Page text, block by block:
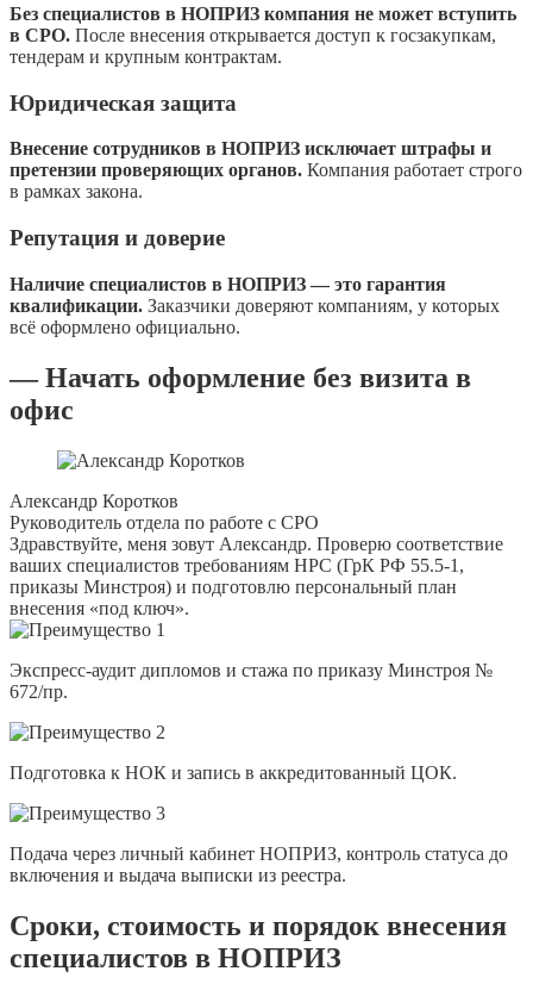
Без специалистов в НОПРИЗ компания не может вступить
в СРО. После внесения открывается доступ к госзакупкам,
тендерам и крупным контрактам.
Юридическая защита
Внесение сотрудников в НОПРИЗ исключает штрафы и
претензии проверяющих органов. Компания работает строго
в рамках закона.
Репутация и доверие
Наличие специалистов в НОПРИЗ — это гарантия
квалификации. Заказчики доверяют компаниям, у которых
всё оформлено официально.
— Начать оформление без визита в
офис
Александр Коротков
Руководитель отдела по работе с СРО
Здравствуйте, меня зовут Александр. Проверю соответствие
ваших специалистов требованиям НРС (ГрК РФ 55.5-1,
приказы Минстроя) и подготовлю персональный план
внесения «под ключ».
Экспресс-аудит дипломов и стажа по приказу Минстроя №
672/пр.
Подготовка к НОК и запись в аккредитованный ЦОК.
Подача через личный кабинет НОПРИЗ, контроль статуса до
включения и выдача выписки из реестра.
Сроки, стоимость и порядок внесения
специалистов в НОПРИЗ